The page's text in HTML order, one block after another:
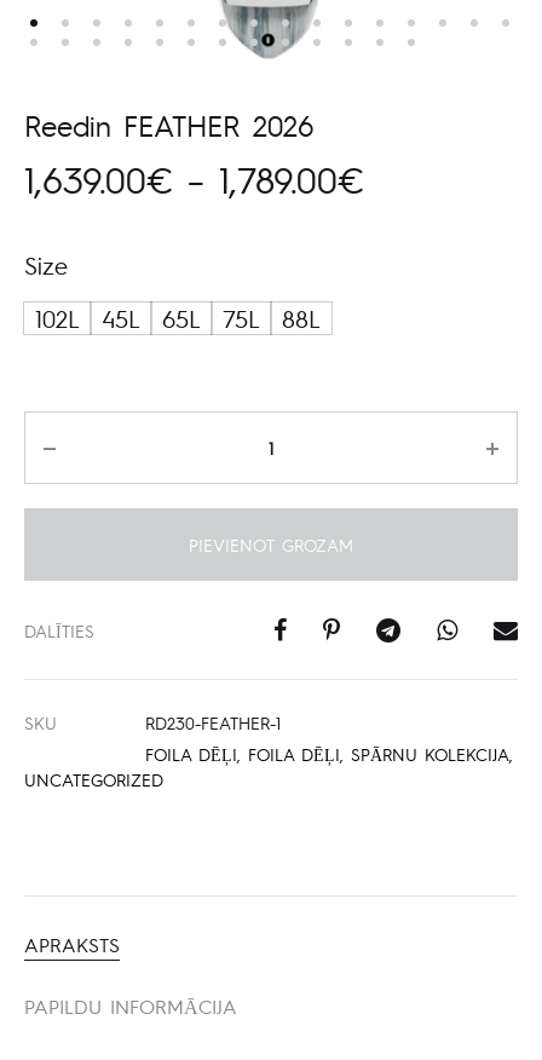
Reedin FEATHER 2026
1,639.00€ – 1,789.00€
1,789.00€
Size
102L
45L 65L 75L 88L
PIEVIENOT GROZAM
DALĪTIES
SKU
RD230-FEATHER-1
FOILA DĒĻI
FOILA DĒĻI SPĀRNU KOLEKCIJA
UNCATEGORIZED
APRAKSTS
PAPILDU INFORMĀCIJA